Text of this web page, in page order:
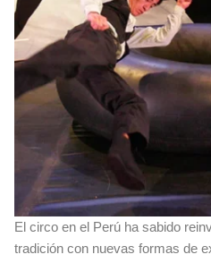
El circo en el Perú ha sabido
tradición con nuevas formas de